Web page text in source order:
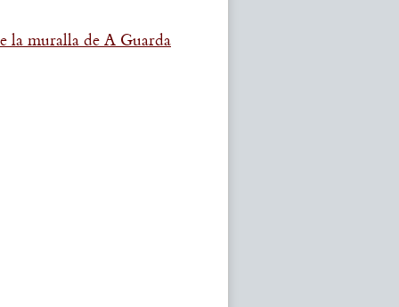
la muralla de A Guarda